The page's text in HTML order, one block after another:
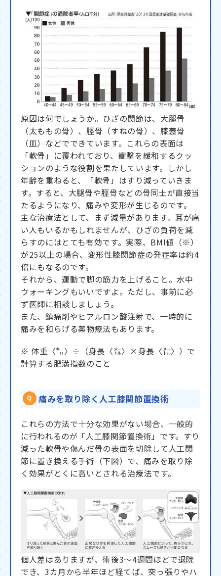
原因は何でしょうか。ひざの関節は、大腿骨
（太ももの骨）、脛骨（すねの骨）、膝蓋骨
（皿）などでできています。これらの表面は
「軟骨」に覆われており、衝撃を緩和するクッ
ションのような役割を果たしています。しかし
年齢を重ねると、「軟骨」はすり減っていきま
す。すると、大腿骨や脛骨などの骨同士が直接当
たるようになり、痛みや変形が生じるのです。
主な治療法として、まず減量があります。耳が痛
い人もいるかもしれませんが、ひざの負荷を減
らすのにはとても有効です。実際、BMI値（※）
が25以上の場合、変形性膝関節症の発症率は約4
倍にもなるのです。
それから、運動で脚の筋力を上げること。水中
ウォーキングもいいですよ。ただし、事前に必
ず医師に相談しましょう。
また、鎮痛剤やヒアルロン酸注射で、一時的に
痛みを和らげる薬物療法もあります。
※ 体重〈㌔〉÷（身長〈㍍〉×身長〈㍍〉）で
計算する肥満指数のこと
痛みを取り除く人工膝関節置換術
これらの方法で十分な効果がない場合、一般的
に行われるのが「人工膝関節置換術」です。すり
減った軟骨や傷んだ骨の表面を切除して人工関
節に置き換える手術（下図）で、痛みを取り除
く効果がとくに高いとされる治療法です。
個人差はありますが、術後3〜4週間ほどで退院
でき、3カ月から半年ほど経てば、突っ張りやハ